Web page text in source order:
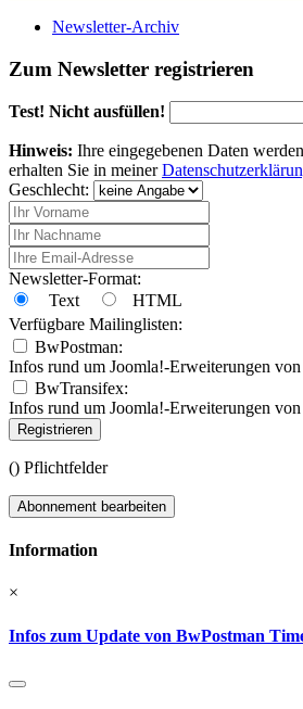
Newsletter-Archiv
Zum Newsletter registrieren
Test! Nicht ausfüllen!
Hinweis: Ihre eingegebenen Daten
erhalten Sie in meiner
Geschlecht:
Newsletter-Format:
Text
HTML
Verfügbare Mailinglisten:
BwPostman:
Infos rund um Joomla!-Erweiterungen
BwTransifex:
Infos rund um Joomla!-Erweiterungen
Registrieren
() Pflichtfelder
Abonnement bearbeiten
Information
×
Infos zum Update von BwPostman